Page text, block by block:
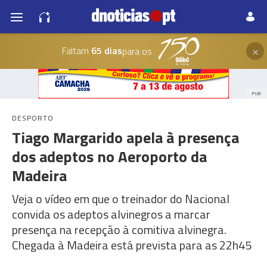
Faltam 65 diaspara os ×
PUB
DESPORTO
Tiago Margarido apela à presença
dos adeptos no Aeroporto da
Madeira
Veja o vídeo em que o treinador do Nacional
convida os adeptos alvinegros a marcar
presença na recepção à comitiva alvinegra.
Chegada à Madeira está prevista para as 22h45